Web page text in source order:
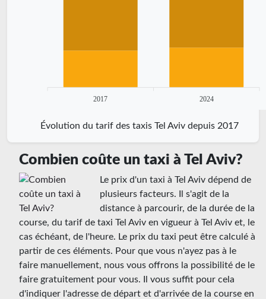
2017 2024
Évolution du tarif des taxis Tel Aviv depuis 2017
Combien coûte un taxi à Tel Aviv?
Le prix d'un taxi à Tel Aviv dépend de
plusieurs facteurs. Il s'agit de la
distance à parcourir, de la durée de la
course, du tarif de taxi Tel Aviv en vigueur à Tel Aviv et, le
cas échéant, de l'heure. Le prix du taxi peut être calculé à
partir de ces éléments. Pour que vous n'ayez pas à le
faire manuellement, nous vous offrons la possibilité de le
faire gratuitement pour vous. Il vous suffit pour cela
d'indiquer l'adresse de départ et d'arrivée de la course en